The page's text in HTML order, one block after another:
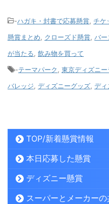
-ハガキ・封書で応募懸賞, チケ
懸賞まとめ, クローズド懸賞, バー
が当たる, 飲み物を買って
-テーマパーク, 東京ディズニ
バレッジ, ディズニーグッズ, ディ
TOP/新着懸賞情報
本日応募した懸賞
ディズニー懸賞
スーパーとメーカーの